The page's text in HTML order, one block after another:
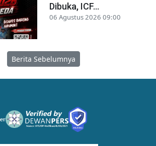
Dibuka, ICF...
06 Agustus 2026 09:00
Berita Sebelumnya